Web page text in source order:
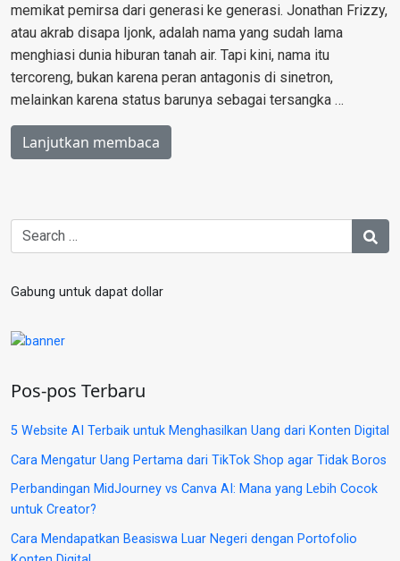
memikat pemirsa dari generasi ke generasi. Jonathan Frizzy,
atau akrab disapa Ijonk, adalah nama yang sudah lama
menghiasi dunia hiburan tanah air. Tapi kini, nama itu
tercoreng, bukan karena peran antagonis di sinetron,
melainkan karena status barunya sebagai tersangka …
Lanjutkan membaca
Gabung untuk dapat dollar
Pos-pos Terbaru
5 Website AI Terbaik untuk Menghasilkan Uang dari Konten Digital
Cara Mengatur Uang Pertama dari TikTok Shop agar Tidak Boros
Perbandingan MidJourney vs Canva AI: Mana yang Lebih Cocok
untuk Creator?
Cara Mendapatkan Beasiswa Luar Negeri dengan Portofolio